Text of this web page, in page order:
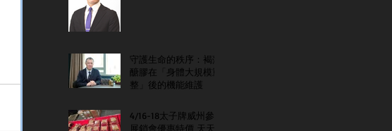
守護生命的秩序：褐藻
醣膠在「身體大規模重
整」後的機能維護
4/16-18太子牌威州參
展銷會優惠特價 天天